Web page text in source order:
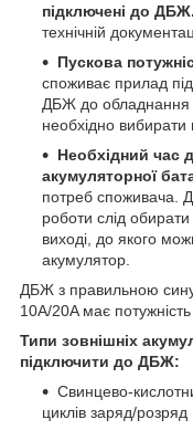
підключені до ДБЖ.
технічній
Пускова
споживає прилад
ДБЖ до обладнання
необхідно вибирати
Необхідний час
акумуляторної
потреб споживача.
роботи слід
виході, до якого
акумулятор.
ДБЖ з правильною
10A/20A має
Типи зовнішніх
підключити до ДБЖ:
Свинцево-
циклів заряд/розряд